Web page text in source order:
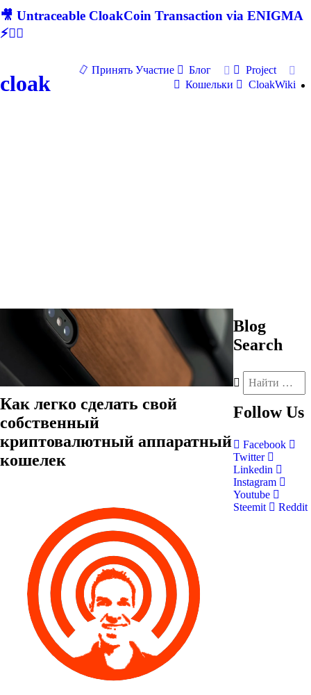
🎥 Untraceable CloakCoin Transaction via ENIGMA
⚡🕵‍♂
cloak
Принять Участие Блог
Project
Кошельки
CloakWiki
Как легко сделать свой
собственный
криптовалютный аппаратный
кошелек
Blog
Search
Follow Us
Facebook
Twitter
Linkedin
Instagram
Youtube
Steemit
Reddit